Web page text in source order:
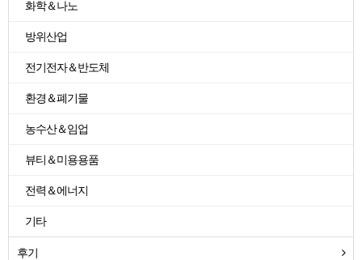
화학＆나노
방위산업
전기전자＆반도체
환경＆폐기물
농수산＆임업
뷰티＆미용용품
전력＆에너지
기타
후기